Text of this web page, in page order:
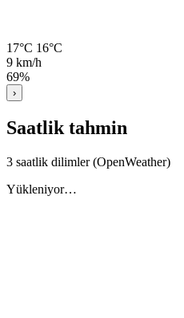
17°C 16°C
9 km/h
69%
›
Saatlik tahmin
3 saatlik dilimler (OpenWeather)
Yükleniyor…